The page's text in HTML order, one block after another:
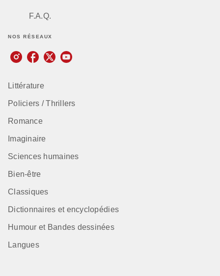
F.A.Q.
NOS RÉSEAUX
Littérature
Policiers / Thrillers
Romance
Imaginaire
Sciences humaines
Bien-être
Classiques
Dictionnaires et encyclopédies
Humour et Bandes dessinées
Langues